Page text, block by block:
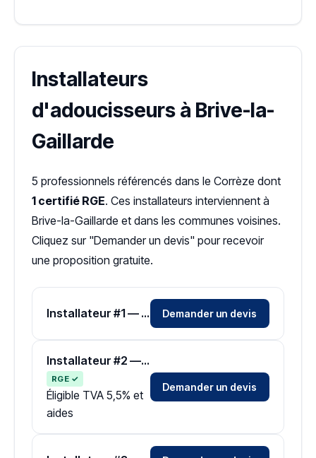
Installateurs
d'adoucisseurs à Brive-la-
Gaillarde
5 professionnels référencés dans le Corrèze dont
1 certifié RGE. Ces installateurs interviennent à
Brive-la-Gaillarde et dans les communes voisines.
Cliquez sur "Demander un devis" pour recevoir
une proposition gratuite.
Installateur #1 — Zone Corrèze Demander un devis
Installateur #2 — Zone Corrèze
RGE ✓
Éligible TVA 5,5% et
aides
Demander un devis